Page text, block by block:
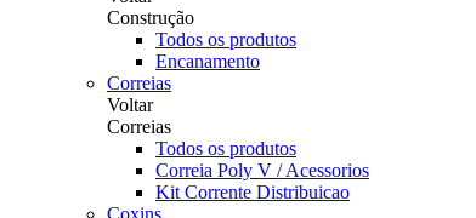
Construção
Todos os produtos
Encanamento
Correias
Voltar
Correias
Todos os produtos
Correia Poly V / Acessorios
Kit Corrente Distribuicao
Coxins